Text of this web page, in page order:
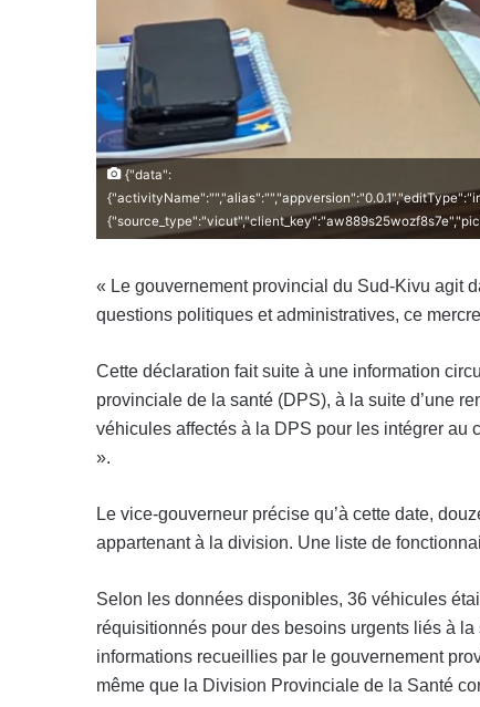
{"data":
« Le gouvernement provincial du Sud-Kivu agit
questions politiques et administratives, ce
Cette déclaration fait suite à une information
provinciale de la santé (DPS), à la suite d’une
véhicules affectés à la DPS pour les intégrer
».
Le vice-gouverneur précise qu’à cette date,
appartenant à la division. Une liste de
Selon les données disponibles, 36 véhicules
réquisitionnés pour des besoins urgents liés à
informations recueillies par le gouvernement
même que la Division Provinciale de la Santé